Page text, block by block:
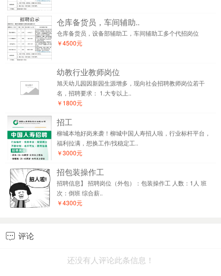
仓库备货员，车间辅助..
仓库备货员，设备部辅助工，车间辅助工多个代招岗位
￥4500元
幼教行业教师岗位
旭天幼儿园因新园生源增多，现向社会招聘教师岗位若干
名，招聘要求： 1.大专以上..
￥1800元
招工
柳城本地好岗来袭！柳城中国人寿招人啦，行业标杆平台，
福利拉满，想换工作/找稳定工..
￥3000元
招包装操作工
招聘信息】 招聘岗位（外包）：包装操作工 人数：1人 班
次：倒班 综合薪..
￥4300元
 评论
还没有人评论此条信息！